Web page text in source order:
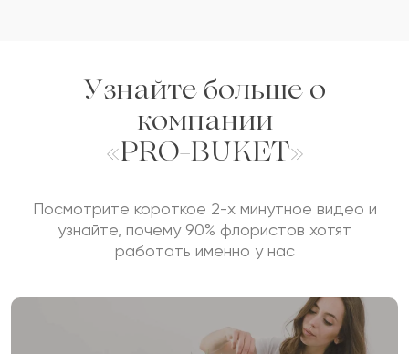
Узнайте больше о
компании
«PRO-BUKET»
Посмотрите короткое 2-х минутное видео и
узнайте, почему 90% флористов хотят
работать именно у нас